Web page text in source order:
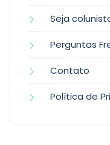
Seja
Perguntas
Contato
Política de